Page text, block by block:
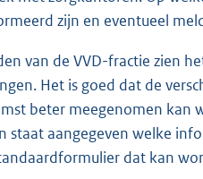
zijn en eventueel
van de VVD-fractie zien
Het is goed dat de
beter meegenomen kan
staat aangegeven welke
dat kan